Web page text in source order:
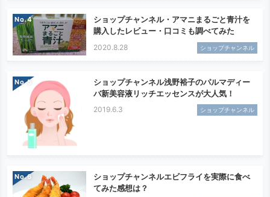
No.
ショップチャンネル・アマニまるごと青汁を
購入したレビュー・口コミも調べてみた
2020.8.28 ショップチャンネル
No.
ショップチャンネル浅野裕子のパルマディー
バ新美容液リッチエッセンスが大人気！
2019.6.3 ショップチャンネル
No.
ショップチャンネルエビフライを実際に食べ
てみた感想は？